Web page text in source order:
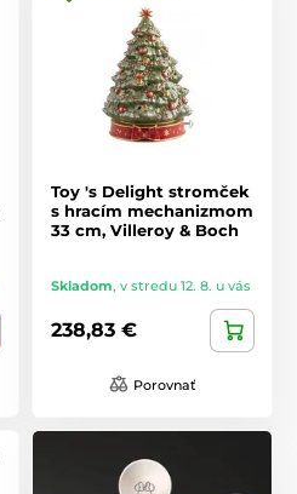
Toy 's Delight stromček
s hracím mechanizmom
33 cm, Villeroy & Boch
Skladom, v stredu 12. 8. u vás
238,83 €
Porovnať